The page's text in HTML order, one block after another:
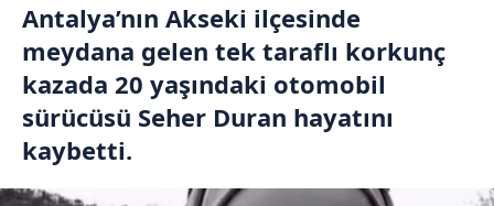
Antalya’nın Akseki ilçesinde
meydana gelen tek taraflı korkunç
kazada 20 yaşındaki otomobil
sürücüsü Seher Duran hayatını
kaybetti.